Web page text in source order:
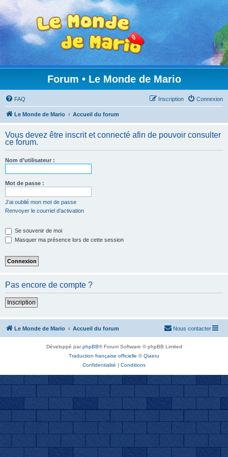
Forum • Le Monde de Mario
FAQ Connexion
Inscription
Le Monde de Mario Accueil du forum
Vous devez être inscrit et connecté afin de pouvoir consulter
ce forum.
Nom d’utilisateur :
Mot de passe :
J’ai oublié mon mot de passe
Renvoyer le courriel d’activation
Se souvenir de moi
Masquer ma présence lors de cette session
Pas encore de compte ?
Inscription
Le Monde de Mario Accueil du forum Nous contacter
Développé parphpBB® Forum Software © phpBB Limited
Traduction française officielle ©Qiaeru
Confidentialité | Conditions